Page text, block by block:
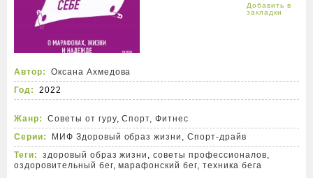
Автор:
Оксана Ахмедова
Год:
2022
Жанр: Советы от гуру,Спорт, Фитнес
Серии:
МИФ Здоровый образ жизни ,Спорт-драйв
Теги:
здоровый образ жизни ,советы профессионалов,
оздоровительный бег,марафонский бег,техника бега